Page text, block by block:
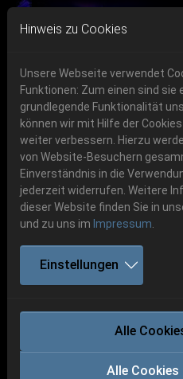
Skip to main navigation
Skip to main content
Skip to page footer
06.-08.
Schlotheim,
Get your
Ticketshop
Previous
MILKING THE
Hinweis zu Cookies
Unsere Webseite verwendet
Funktionen: Zum einen sind sie
grundlegende Funktionalität
können wir mit Hilfe der
weiter verbessern. Hierzu
von Website-Besuchern
Einverständnis in die
jederzeit widerrufen. Weitere
dieser Website finden Sie in
und zu uns im Impressum
Einstellungen
Alle
Alle Cookies